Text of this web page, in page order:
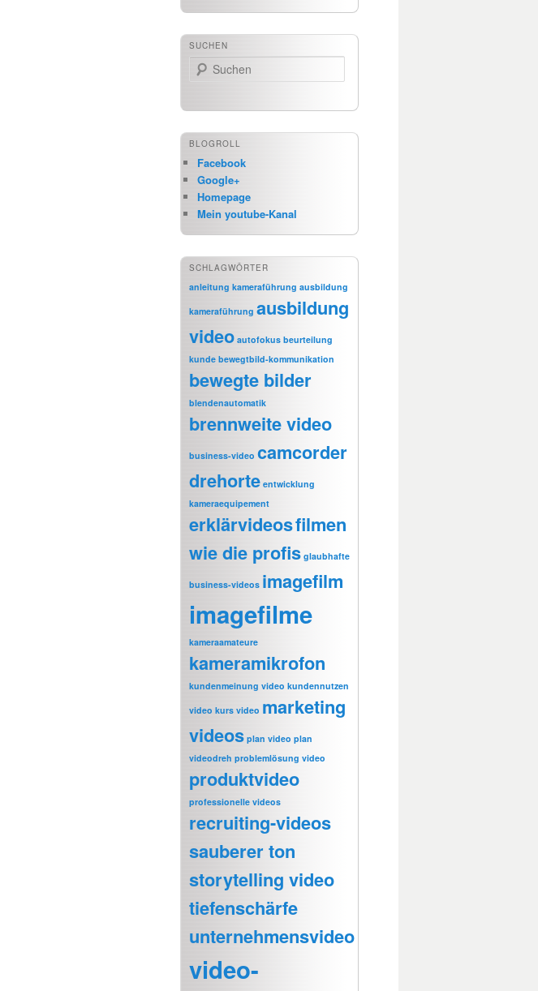
SUCHEN
Suchen
BLOGROLL
Facebook
Google+
Homepage
Mein youtube-Kanal
SCHLAGWÖRTER
anleitung kameraführung ausbildung
kameraführung ausbildung
video autofokus beurteilung
kunde bewegtbild-kommunikation
bewegte bilder
blendenautomatik
brennweite video
business-video camcorder
drehorte entwicklung
kameraequipement
erklärvideosfilmen
wie die profis glaubhafte
business-videos imagefilm
imagefilme
kameraamateure
kameramikrofon
kundenmeinung video kundennutzen
video kurs video marketing
videos plan video plan
videodreh problemlösung video
produktvideo
professionelle videos
recruiting-videos
sauberer ton
storytelling video
tiefenschärfe
unternehmensvideo
video-